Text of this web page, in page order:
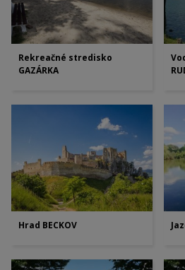
Rekreačné stredisko
GAZÁRKA
Hrad BECKOV